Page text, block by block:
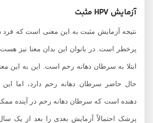
آزمایش HPV مثبت
پرخطر است. در بانوان این بدان معنا نیز هست
ابتلا به سرطان دهانه رحم است. این به این معنا
حال حاضر سرطان دهانه رحم دارد، اما این یک
دهنده است که سرطان دهانه رحم در آینده ممکن
پزشک احتمالاً آزمایش بعدی را بعد از یک سال